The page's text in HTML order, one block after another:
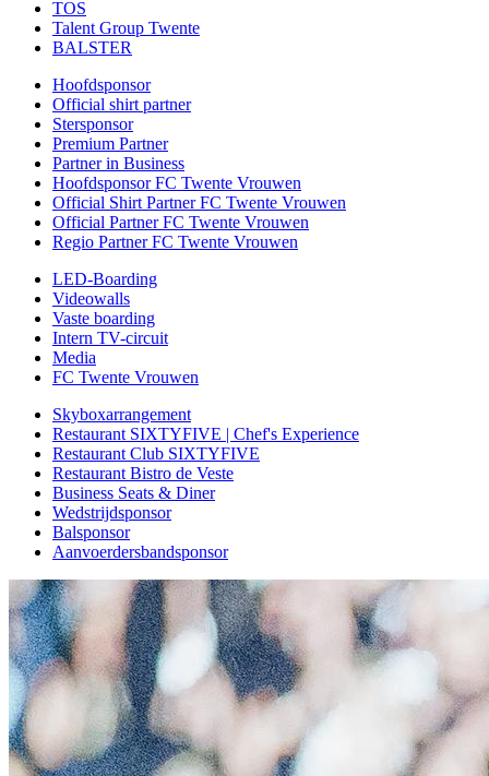
TOS
Talent Group Twente
BALSTER
Hoofdsponsor
Official shirt partner
Stersponsor
Premium Partner
Partner in Business
Hoofdsponsor FC Twente Vrouwen
Official Shirt Partner FC Twente Vrouwen
Official Partner FC Twente Vrouwen
Regio Partner FC Twente Vrouwen
LED-Boarding
Videowalls
Vaste boarding
Intern TV-circuit
Media
FC Twente Vrouwen
Skyboxarrangement
Restaurant SIXTYFIVE | Chef's Experience
Restaurant Club SIXTYFIVE
Restaurant Bistro de Veste
Business Seats & Diner
Wedstrijdsponsor
Balsponsor
Aanvoerdersbandsponsor